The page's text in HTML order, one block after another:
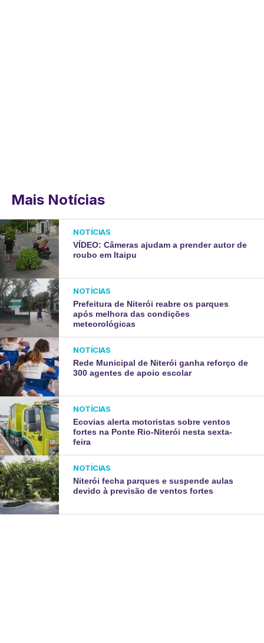
Mais Notícias
NOTÍCIAS
VÍDEO: Câmeras ajudam a prender autor de
roubo em Itaipu
NOTÍCIAS
Prefeitura de Niterói reabre os parques
após melhora das condições
meteorológicas
NOTÍCIAS
Rede Municipal de Niterói ganha reforço de
300 agentes de apoio escolar
NOTÍCIAS
Ecovias alerta motoristas sobre ventos
fortes na Ponte Rio-Niterói nesta sexta-
feira
NOTÍCIAS
Niterói fecha parques e suspende aulas
devido à previsão de ventos fortes